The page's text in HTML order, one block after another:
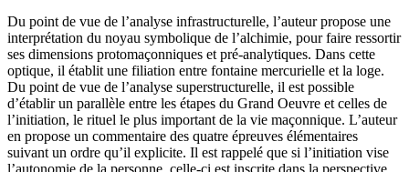
Du point de vue de l’analyse infrastructurelle, l’auteur propose une
interprétation du noyau symbolique de l’alchimie, pour faire ressortir
ses dimensions protomaçonniques et pré-analytiques. Dans cette
optique, il établit une filiation entre fontaine mercurielle et la loge.
Du point de vue de l’analyse superstructurelle, il est possible
d’établir un parallèle entre les étapes du Grand Oeuvre et celles de
l’initiation, le rituel le plus important de la vie maçonnique. L’auteur
en propose un commentaire des quatre épreuves élémentaires
suivant un ordre qu’il explicite. Il est rappelé que si l’initiation vise